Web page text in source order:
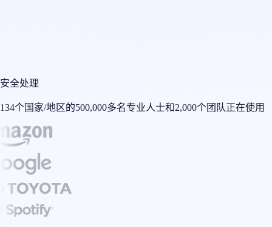
安全处理
134个国家/地区的500,000多名专业人士和2,000个团队正在使用